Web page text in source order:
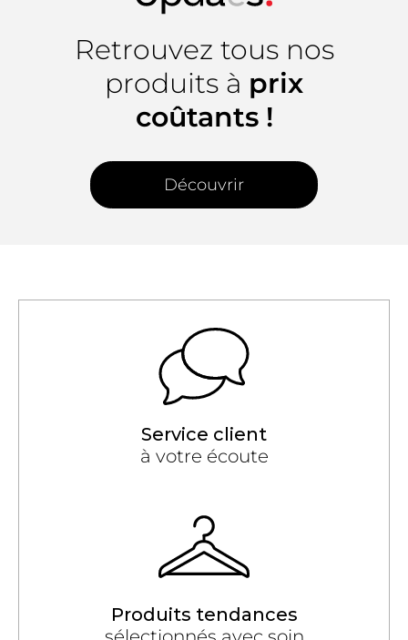
Retrouvez tous nos
produits à prix
coûtants !
Découvrir
Service client
à votre écoute
Produits tendances